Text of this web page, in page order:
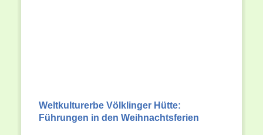
Weltkulturerbe Völklinger Hütte:
Führungen in den Weihnachtsferien